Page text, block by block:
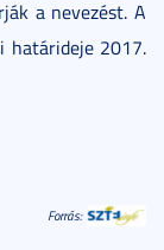
a nevezést. A
határideje 2017.
Forrás: